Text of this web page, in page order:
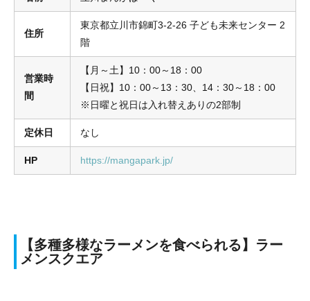
住所
東京都立川市錦町3-2-26 子ども未来センター 2
階
営業時
間
【月～土】10：00～18：00
【日祝】10：00～13：30、14：30～18：00
※日曜と祝日は入れ替えありの2部制
定休日 なし
HP https://mangapark.jp/
【多種多様なラーメンを食べられる】ラー
メンスクエア